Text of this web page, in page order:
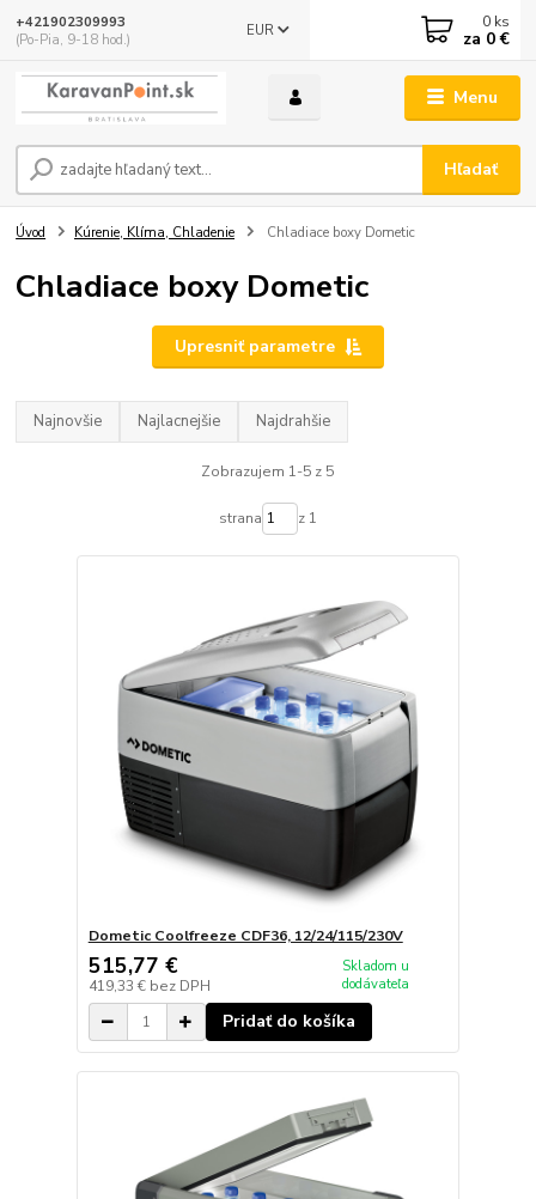
Menu
EUR
Hľadať
+421902309993
(Po-Pia, 9-18 hod.)
0 ks
za 0 €
Úvod Kúrenie, Klíma, Chladenie Chladiace boxy Dometic
Chladiace boxy Dometic
Upresniť parametre
Najnovšie Najlacnejšie Najdrahšie
Zobrazujem 1-5 z 5
strana z 1
Dometic Coolfreeze CDF36, 12/24/115/230V
515,77 €
419,33 € bez DPH
Skladom u
dodávateľa
Pridať do košíka